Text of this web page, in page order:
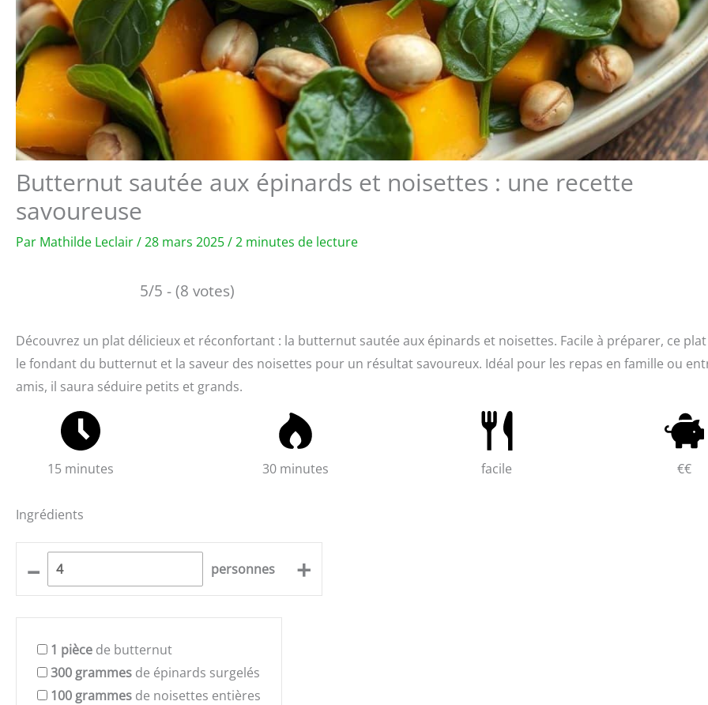
Butternut sautée aux épinards et noisettes : une recette
savoureuse
Par Mathilde Leclair/28 mars 2025/2 minutes de lecture
5/5 - (8 votes)
Découvrez un plat délicieux et réconfortant : la butternut sautée aux épinards et noisettes. Facile à préparer, ce
le fondant du butternut et la saveur des noisettes pour un résultat savoureux. Idéal pour les repas en famille ou
amis, il saura séduire petits et grands.
15 minutes 30 minutes facile €€
Ingrédients
– personnes +
1 pièce de butternut
300 grammes de épinards surgelés
100 grammes de noisettes entières